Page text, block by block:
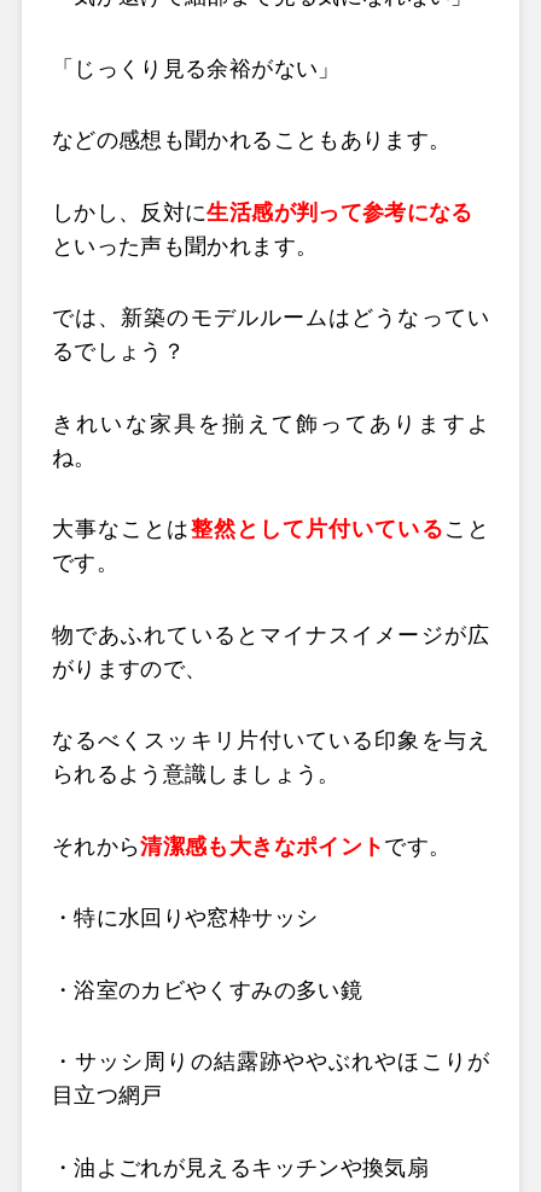
「じっくり見る余裕がない」
などの感想も聞かれることもあります。
しかし、反対に生活感が判って参考になる
といった声も聞かれます。
では、新築のモデルルームはどうなってい
るでしょう？
きれいな家具を揃えて飾ってありますよ
ね。
大事なことは整然として片付いている こと
です。
物であふれているとマイナスイメージが広
がりますので、
なるべくスッキリ片付いている印象を与え
られるよう意識しましょう。
それから清潔感も大きなポイント です。
・特に水回りや窓枠サッシ
・浴室のカビやくすみの多い鏡
・サッシ周りの結露跡ややぶれやほこりが
目立つ網戸
・油よごれが見えるキッチンや換気扇